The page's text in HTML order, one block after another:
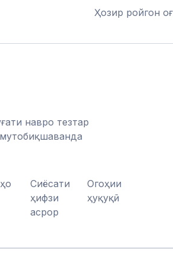
Ҳозир ройгон
навро тезтар
Сиёсати
ҳифзи
асрор
Огоҳии
ҳуқуқӣ